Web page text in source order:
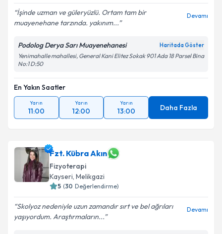
İşinde uzman ve güleryüzlü. Ortam tam bir
muayenehane tarzında. yakınım...
Devamı
Podolog Derya Sarı Muayenehanesi Haritada Göster
Yenimahalle mahallesi, General Kani Elitez Sokak 901 Ada 18 Parsel Bina
No:1 D:50
En Yakın Saatler
Yarın
11:00
Yarın
12:00
Yarın
13:00 Daha Fazla
Fzt. Kübra Akın
Fizyoterapi
Kayseri, Melikgazi
5 (30 Değerlendirme)
Skolyoz nedeniyle uzun zamandır sırt ve bel ağrıları
yaşıyordum. Araştırmaların...
Devamı